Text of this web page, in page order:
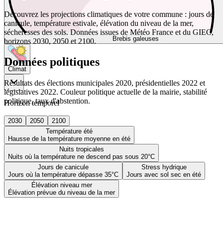
Brebis galeuses
Climat
Horizon temporel
2030 2050
2100
Température été
Hausse de la température moyenne en été
Nuits tropicales
Nuits où la température ne descend pas sous 20°C
Jours de canicule
Jours où la température dépasse 35°C
Stress hydrique
Jours avec sol sec en été
Élévation niveau mer
Élévation prévue du niveau de la mer
Découvrez les projections climatiques de votre commune : jours de
canicule, température estivale, élévation du niveau de la mer,
sécheresses des sols. Données issues de Météo France et du GIEC,
horizons 2030, 2050 et 2100.
Données politiques
Résultats des élections municipales 2020, présidentielles 2022 et
législatives 2022. Couleur politique actuelle de la mairie, stabilité
politique, taux d'abstention.